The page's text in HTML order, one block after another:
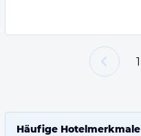
1
Häufige